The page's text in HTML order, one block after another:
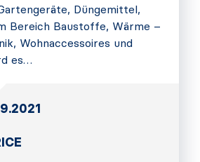
Düngemittel,
Bereich Baustoffe, Wärme –
Wohnaccessoires und
es…